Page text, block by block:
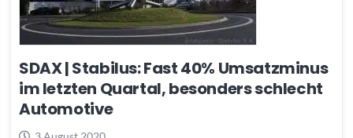
SDAX | Stabilus: Fast 40% Umsatzminus
im letzten Quartal, besonders schlecht
Automotive